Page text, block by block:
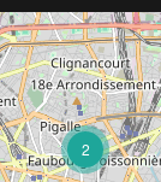
2